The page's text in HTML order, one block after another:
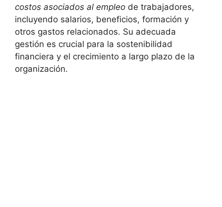
costos asociados al empleo de trabajadores,
incluyendo salarios, beneficios, formación y
otros gastos relacionados. Su adecuada
gestión es crucial para la sostenibilidad
financiera y el crecimiento a largo plazo de la
organización.